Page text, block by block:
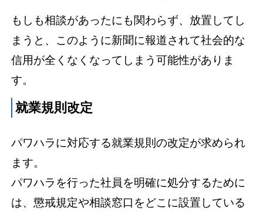
もしも相談があったにも関わらず、放置してし
まうと、このように新聞に報道されて社会的な
信用が全くなくなってしまう可能性がありま
す。
就業規則改定
パワハラに対応する就業規則の改定が求められ
ます。
パワハラを行った社員を明確に処分するために
は、懲戒規定や相談窓口をどこに設置している